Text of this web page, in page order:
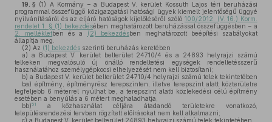
19. § (1) A Kormány – a Budapest V. kerület Kossuth Lajos téri beruházási
programmal összefüggő közigazgatási hatósági ügyek kiemelt jelentőségű üggyé
nyilvánításáról és az eljáró hatóságok kijelöléséről szóló 100/2012. (V. 16.) Korm.
rendelet 1. § (1) bekezdésében meghatározott beruházással összefüggésben – a
2. mellékletben és a (2) bekezdésben meghatározott beépítési szabályokat
állapítja meg.
(2) Az (1) bekezdés szerinti beruházás keretében
a) a Budapest V. kerület belterület 24710/4 és a 24893 helyrajzi számú
telkeken megvalósuló új önálló rendeltetési egységek rendeltetésszerű
használatához személygépkocsi elhelyezését nem kell biztosítani;
b) a Budapest V. kerület belterület 24710/4 helyrajzi számú telek tekintetében
ba) építmény, építményrész terepszinten, illetve terepszint alatt közterületre
legfeljebb 6 méterrel nyúlhat be, a terepszint alatti közlekedési célú építmény
esetében a benyúlás a 6 métert meghaladhatja,
bb)51
a közhasználat céljára átadandó területekre vonatkozó,
településrendezési tervben rögzített előírásokat nem kell alkalmazni;
c) a Budapest V. kerület belterület 24893 helyrajzi számú telek tekintetében